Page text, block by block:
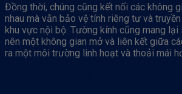
Đồng thời, chúng cũng kết nối các không
nhau mà vẫn bảo vệ tính riêng tư và
khu vực nội bộ. Tường kính cũng mang
nên một không gian mở và liên kết giữa
ra một môi trường linh hoạt và thoải mái